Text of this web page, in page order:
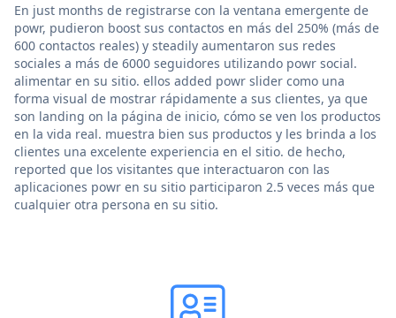
En just months de registrarse con la ventana emergente de
powr, pudieron boost sus contactos en más del 250% (más de
600 contactos reales) y steadily aumentaron sus redes
sociales a más de 6000 seguidores utilizando powr social.
alimentar en su sitio. ellos added powr slider como una
forma visual de mostrar rápidamente a sus clientes, ya que
son landing on la página de inicio, cómo se ven los productos
en la vida real. muestra bien sus productos y les brinda a los
clientes una excelente experiencia en el sitio. de hecho,
reported que los visitantes que interactuaron con las
aplicaciones powr en su sitio participaron 2.5 veces más que
cualquier otra persona en su sitio.